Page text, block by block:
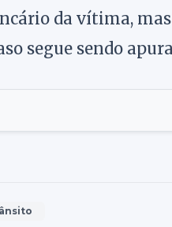
da vítima,
segue sendo